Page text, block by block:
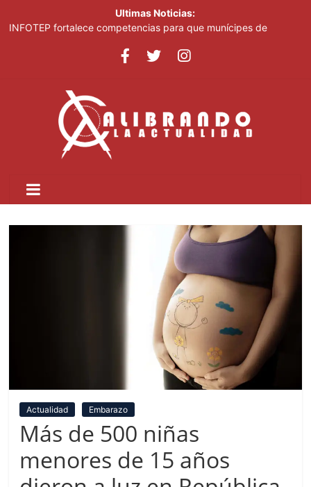
Ultimas Noticias:
INFOTEP fortalece competencias para que munícipes de
El papa urge a Ucrania y Rusia a que detengan los ataques a
objetivos civiles
Pronostican cielo grisáceo por polvo del Sahara y temperaturas
calurosas este domingo
El papa urge a Ucrania y Rusia a que detengan los ataques a
Actualidad Embarazo
Más de 500 niñas
menores de 15 años